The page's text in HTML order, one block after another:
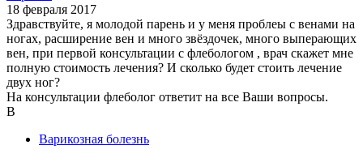
18 февраля 2017
Здравствуйте, я молодой парень и у меня проблеы с венами на
ногах, расширение вен и много звёздочек, много выперающих
вен, при первой консультации с флебологом , врач скажет мне
полную стоимость лечения? И сколько будет стоить лечение
двух ног?
На консультации флеболог ответит на все Ваши вопросы.
В
Варикозная болезнь